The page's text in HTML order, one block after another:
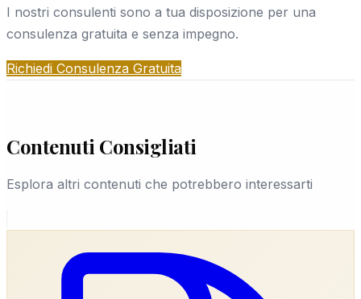
Nessun obbligo, nessun costo nascosto.
durante l'indagine, tutte le comunicazioni sono
criptate, e il materiale raccolto è accessibile solo a
te e al team investigativo assegnato. Questo vale a
Giulianova come in tutta Italia.
I nostri consulenti sono a tua disposizione per una
consulenza gratuita e senza impegno.
Richiedi Consulenza Gratuita
Contenuti Consigliati
Esplora altri contenuti che potrebbero interessarti